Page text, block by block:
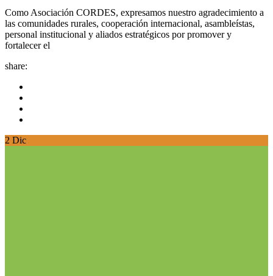
Como Asociación CORDES, expresamos nuestro agradecimiento a
las comunidades rurales, cooperación internacional, asambleístas,
personal institucional y aliados estratégicos por promover y
fortalecer el
share:
2 Dic